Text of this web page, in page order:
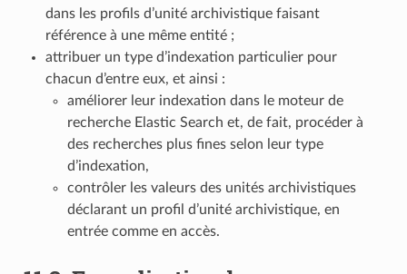
dans les profils d’unité archivistique faisant
référence à une même entité ;
attribuer un type d’indexation particulier pour
chacun d’entre eux, et ainsi :
améliorer leur indexation dans le moteur de
recherche Elastic Search et, de fait, procéder à
des recherches plus fines selon leur type
d’indexation,
contrôler les valeurs des unités archivistiques
déclarant un profil d’unité archivistique, en
entrée comme en accès.